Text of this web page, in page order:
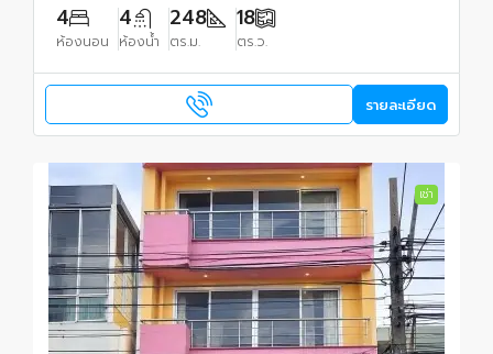
4
ห้องนอน
4
ห้องน้ำ
248
ตร.ม.
18
ตร.ว.
รายละเอียด
เช่า